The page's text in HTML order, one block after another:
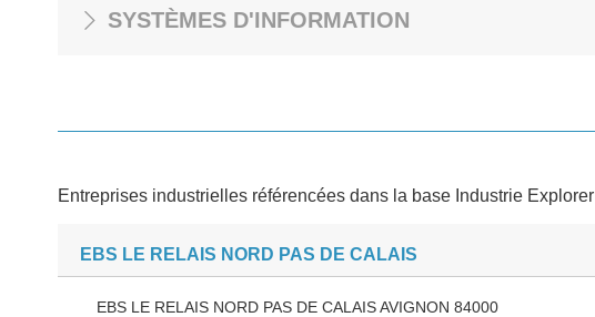
SYSTÈMES D'INFORMATION
Entreprises industrielles référencées dans la base Industrie Explorer
EBS LE RELAIS NORD PAS DE CALAIS
EBS LE RELAIS NORD PAS DE CALAIS AVIGNON 84000